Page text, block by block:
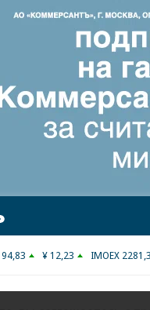
¥ 12,23 IMOEX